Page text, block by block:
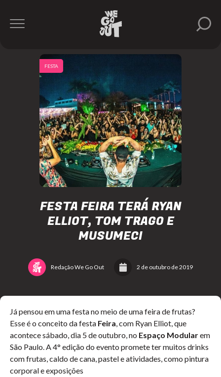
FESTA FEIRA TERÁ RYAN
ELLIOT, TOM TRAGO E
MUSUMECI
Redação We Go Out 2 de outubro de 2019
FESTA
Já pensou em uma festa no meio de uma feira de frutas?
Esse é o conceito da festa Feira, com Ryan Elliot, que
acontece sábado, dia 5 de outubro, no Espaço Modularem
São Paulo. A 4° edição do evento promete ter muitos drinks
com frutas, caldo de cana, pastel e atividades, como pintura
corporal e exposições